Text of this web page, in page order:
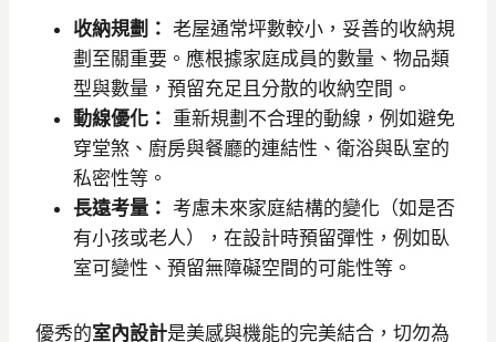
收納規劃： 老屋通常坪數較小，妥善的收納規
劃至關重要。應根據家庭成員的數量、物品類
型與數量，預留充足且分散的收納空間。
動線優化： 重新規劃不合理的動線，例如避免
穿堂煞、廚房與餐廳的連結性、衛浴與臥室的
私密性等。
長遠考量： 考慮未來家庭結構的變化（如是否
有小孩或老人），在設計時預留彈性，例如臥
室可變性、預留無障礙空間的可能性等。
優秀的室內設計是美感與機能的完美結合，切勿為